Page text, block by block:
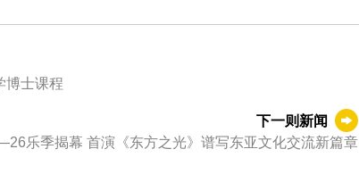
博士课程
下一则新闻
乐季揭幕 首演《东方之光》谱写东亚文化交流新篇章